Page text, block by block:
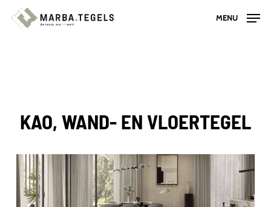
Skip
MENU
KAO, WAND- EN VLOERTEGEL